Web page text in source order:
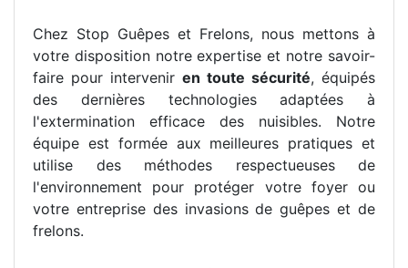
Chez Stop Guêpes et Frelons, nous mettons à
votre disposition notre expertise et notre savoir-
faire pour intervenir en toute sécurité, équipés
des dernières technologies adaptées à
l'extermination efficace des nuisibles. Notre
équipe est formée aux meilleures pratiques et
utilise des méthodes respectueuses de
l'environnement pour protéger votre foyer ou
votre entreprise des invasions de guêpes et de
frelons.